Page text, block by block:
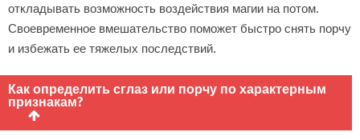
откладывать возможность воздействия магии на потом.
Своевременное вмешательство поможет быстро снять порчу
и избежать ее тяжелых последствий.
Как определить сглаз или порчу по характерным
признакам?